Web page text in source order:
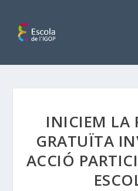
INICIEM LA
GRATUÏTA
ACCIÓ